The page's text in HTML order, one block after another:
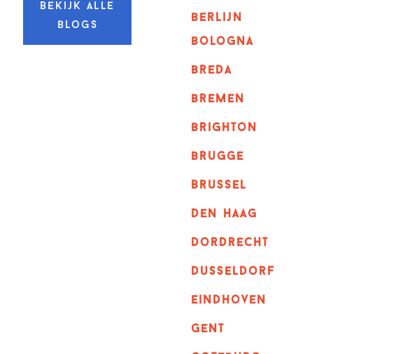
Bekijk alle
blogs
berlijn
bologna
breda
bremen
brighton
brugge
Brussel
Den haag
dordrecht
dusseldorf
eindhoven
GENT